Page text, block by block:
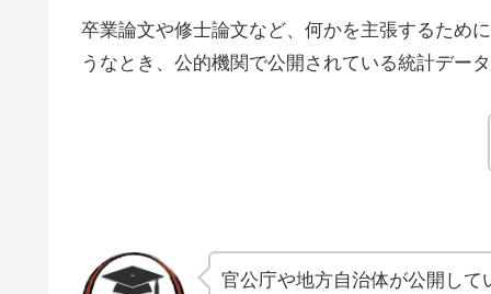
卒業論文や修士論文など、何かを主張するため
うなとき、公的機関で公開されている統計デー
官公庁や地方自治体が公開し